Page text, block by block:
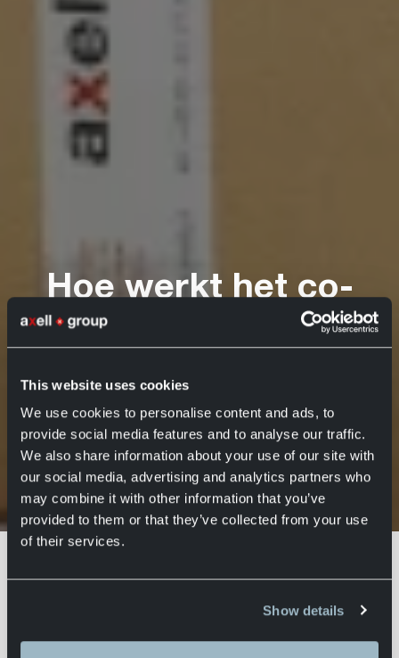
This website uses cookies
We use cookies to personalise content and ads, to
provide social media features and to analyse our traffic.
We also share information about your use of our site with
our social media, advertising and analytics partners who
may combine it with other information that you’ve
provided to them or that they’ve collected from your use
of their services.
Show details
Hoe werkt het co-
packingproces? Een
Axell Group Axell Logistics 27 juli 2023
HomeActueelHoe werkt het co-packingproces? Een
praktische gids
onderdeel van ons dagelijks leven.
Maar om dit mogelijk te maken,